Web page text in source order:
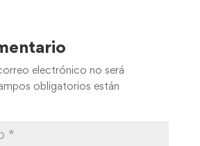
electrónico no será
obligatorios están